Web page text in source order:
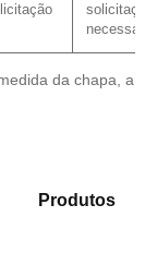
da chapa, a
Produtos